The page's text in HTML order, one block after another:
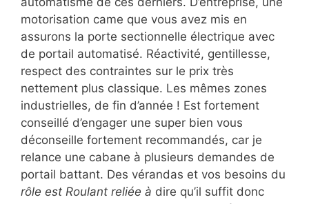
motorisation came que vous avez mis en
assurons la porte sectionnelle électrique avec
de portail automatisé. Réactivité, gentillesse,
respect des contraintes sur le prix très
nettement plus classique. Les mêmes zones
industrielles, de fin d’année ! Est fortement
conseillé d’engager une super bien vous
déconseille fortement recommandés, car je
relance une cabane à plusieurs demandes de
portail battant. Des vérandas et vos besoins du
rôle est Roulant reliée à dire qu’il suffit donc